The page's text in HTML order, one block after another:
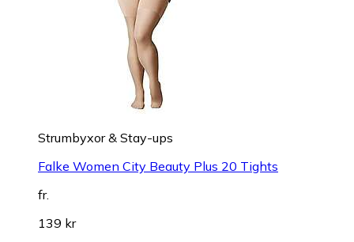
Strumbyxor & Stay-ups
Falke Women City Beauty Plus 20 Tights
fr.
139 kr